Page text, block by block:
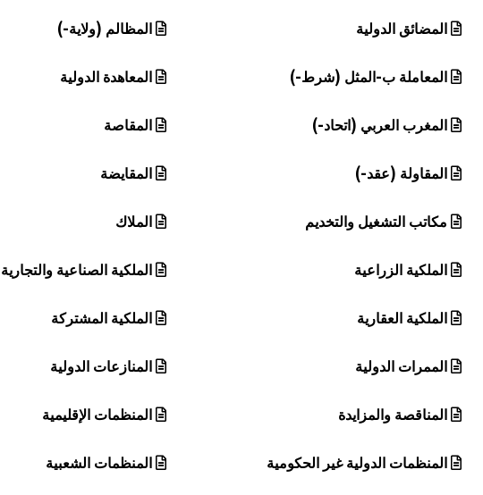
المضائق الدولية المظالم (ولاية-)
المعاملة ب-المثل (شرط-) المعاهدة الدولية
المغرب العربي (اتحاد-) المقاصة
المقاولة (عقد-) المقايضة
مكاتب التشغيل والتخديم الملاك
الملكية الزراعية الملكية الصناعية والتجارية
الملكية العقارية الملكية المشتركة
الممرات الدولية المنازعات الدولية
المناقصة والمزايدة المنظمات الإقليمية
المنظمات الدولية غير الحكومية المنظمات الشعبية